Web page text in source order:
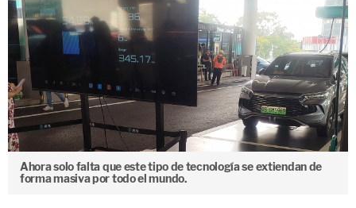
Ahora solo falta que este tipo de tecnología se extiendan de
forma masiva por todo el mundo.